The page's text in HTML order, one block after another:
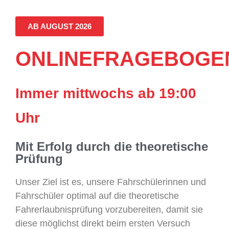
AB AUGUST 2026
Immer mittwochs ab 19:00
Uhr
Mit Erfolg durch die theoretische
Prüfung
Unser Ziel ist es, unsere Fahrschülerinnen und
Fahrschüler optimal auf die theoretische
Fahrerlaubnisprüfung vorzubereiten, damit sie
diese möglichst direkt beim ersten Versuch